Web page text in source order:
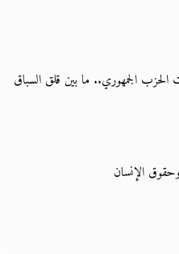
الحزب الجمهوري.. ما بين قلق السباق
الإنسان